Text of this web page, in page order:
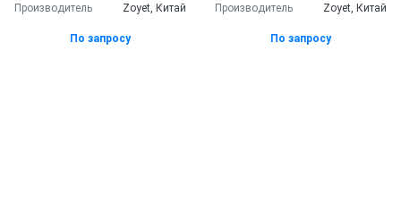
Производитель
Zoyet, Китай
По запросу
Производитель
Zoyet, Китай
По запросу